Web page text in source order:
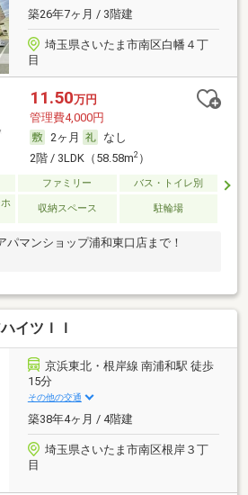
築26年7ヶ月 / 3階建
埼玉県さいたま市南区白幡４丁
目
11.50万円
管理費4,000円
2ヶ月
なし
2階 / 3LDK（58.58m2）
ファミリー
バス・トイレ別
収納スペース 駐輪場
パマンショップ浦和東口店まで！
イツＩＩ
京浜東北・根岸線 南浦和駅 徒歩
15分
その他の交通
築38年4ヶ月 / 4階建
埼玉県さいたま市南区根岸３丁
目